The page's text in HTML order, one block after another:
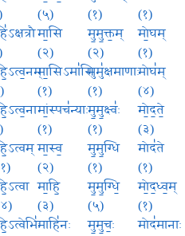
(५)
मा॒सि
(२)
मा॒सिऽमा॑सि
(१)
मां॒स्पच॑न्याः
(१)
मा॒स्व॒
(२)
मा॒हि॒
(३)
माहि॑नः
(१)
मु॒मु॒क्त॒म्
(२)
मुमु॑क्षमाणाः
(१)
मु॒मु॒क्ष्वः॑
(१)
मु॒मु॒ग्धि
(१)
मु॒मु॒ग्धि॒
(५)
मु॒मु॒चः॒
(१)
मो॒घम्
(१)
मोघ॑म्
(४)
मो॒द॒ते॒
(३)
मोद॑ते
(१)
मो॒द॒ध्व॒म्
(१)
मोद॑मानाः